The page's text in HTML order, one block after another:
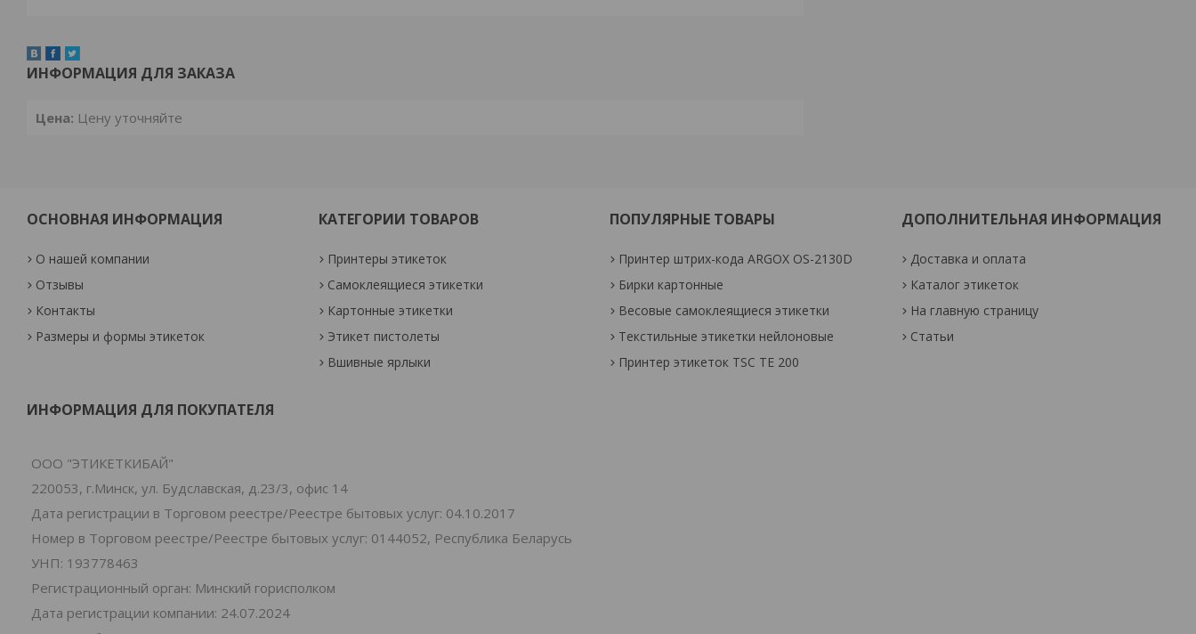
ИНФОРМАЦИЯ ДЛЯ ЗАКАЗА
Цена: Цену уточняйте
ОСНОВНАЯ ИНФОРМАЦИЯ
О нашей компании
Отзывы
Контакты
Размеры и формы этикеток
КАТЕГОРИИ ТОВАРОВ
Принтеры этикеток
Самоклеящиеся этикетки
Картонные этикетки
Этикет пистолеты
Вшивные ярлыки
ПОПУЛЯРНЫЕ ТОВАРЫ
Принтер штрих-кода ARGOX OS-2130D
Бирки картонные
Весовые самоклеящиеся этикетки
Текстильные этикетки нейлоновые
Принтер этикеток TSC TE 200
ДОПОЛНИТЕЛЬНАЯ ИНФОРМАЦИЯ
Доставка и оплата
Каталог этикеток
На главную страницу
Статьи
ИНФОРМАЦИЯ ДЛЯ ПОКУПАТЕЛЯ
ООО "ЭТИКЕТКИБАЙ"
220053, г.Минск, ул. Будславская, д.23/3, офис 14
Дата регистрации в Торговом реестре/Реестре бытовых услуг: 04.10.2017
Номер в Торговом реестре/Реестре бытовых услуг: 0144052, Республика Беларусь
УНП: 193778463
Регистрационный орган: Минский горисполком
Дата регистрации компании: 24.07.2024